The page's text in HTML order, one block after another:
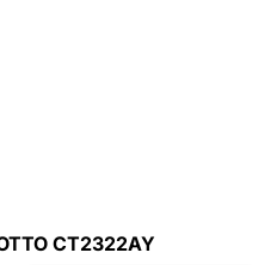
CT2322AY